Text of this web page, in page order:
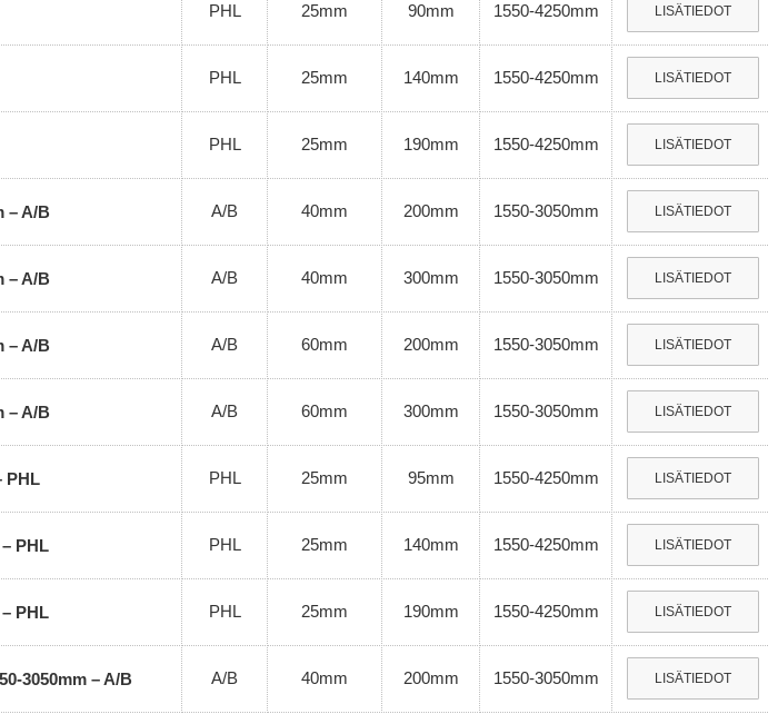
PHL 25mm 90mm 1550-4250mm LISÄTIEDOT
PHL 25mm 140mm 1550-4250mm LISÄTIEDOT
PHL 25mm 190mm 1550-4250mm LISÄTIEDOT
– A/B A/B 40mm 200mm 1550-3050mm LISÄTIEDOT
– A/B A/B 40mm 300mm 1550-3050mm LISÄTIEDOT
– A/B A/B 60mm 200mm 1550-3050mm LISÄTIEDOT
– A/B A/B 60mm 300mm 1550-3050mm LISÄTIEDOT
PHL PHL 25mm 95mm 1550-4250mm LISÄTIEDOT
PHL PHL 25mm 140mm 1550-4250mm LISÄTIEDOT
PHL PHL 25mm 190mm 1550-4250mm LISÄTIEDOT
3050mm – A/B A/B 40mm 200mm 1550-3050mm LISÄTIEDOT